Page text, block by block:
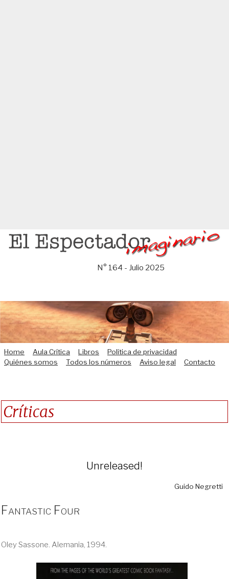
Saltar
N° 164 - Julio 2025
Home Aula Crítica Libros
Política de privacidad
Quiénes somos
Todos los números Aviso legal Contacto
Críticas
Unreleased!
Guido Negretti
Fantastic Four
Oley Sassone. Alemania, 1994.